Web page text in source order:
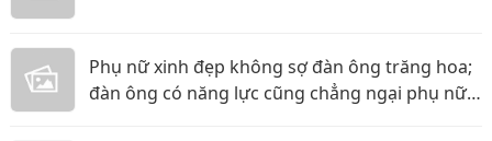
Phụ nữ xinh đẹp không sợ đàn ông trăng hoa;
đàn ông có năng lực cũng chẳng ngại phụ nữ